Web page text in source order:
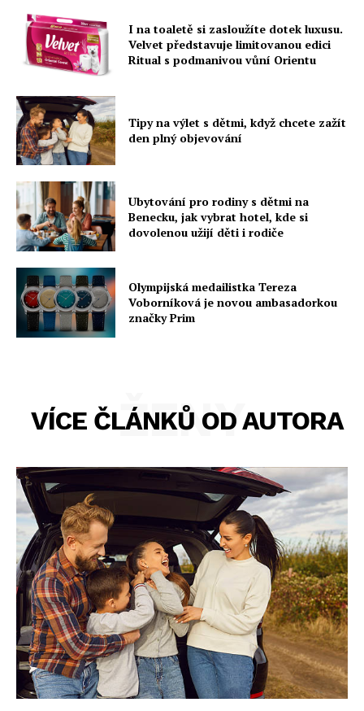
I na toaletě si zasloužíte dotek luxusu.
Velvet představuje limitovanou edici
Ritual s podmanivou vůní Orientu
Tipy na výlet s dětmi, když chcete zažít
den plný objevování
Ubytování pro rodiny s dětmi na
Benecku, jak vybrat hotel, kde si
dovolenou užijí děti i rodiče
Olympijská medailistka Tereza
Voborníková je novou ambasadorkou
značky Prim
VÍCE ČLÁNKŮ OD AUTORA
ŽENY